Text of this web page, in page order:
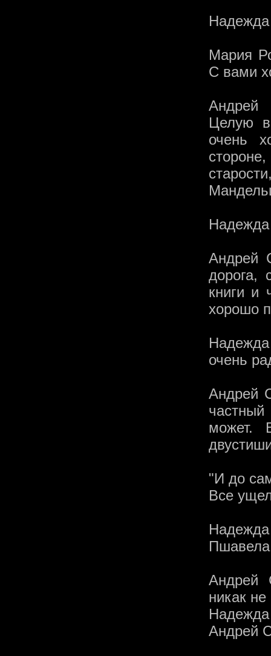
Мария
С вами
Андрей
Целую
очень
Андрей
дорога,
книги и
хорошо
очень
Андрей
может.
"И до
Все
Андрей
никак
Андрей